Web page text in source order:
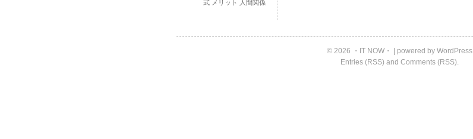
式 メリット 人間関係
© 2026 ・IT NOW・ | powered by WordPress
Entries (RSS) and Comments (RSS).